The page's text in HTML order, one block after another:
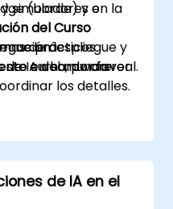
(borde) y en la
de despliegue y
en hardware
simuladores o
prácticos
IA del mundo real.
del Curso
curso, por favor
los detalles.
de IA en el